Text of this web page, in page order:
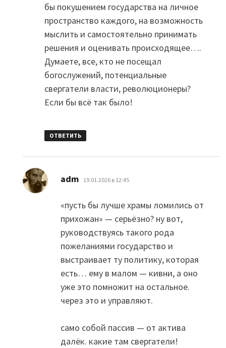
бы покушением государства на личное
пространство каждого, на возможность
мыслить и самостоятельно принимать
решения и оценивать происходящее….
Думаете, все, кто не посещал
богослужений, потенциальные
свергатели власти, революционеры?
Если бы всё так было!
ОТВЕТИТЬ
adm: 19.01.2026 в 12:45
«пусть бы лучше храмы ломились от
прихожан» — серьёзно? ну вот,
руководствуясь такого рода
пожеланиями государство и
выстраивает ту политику, которая
есть… ему в малом — кивни, а оно
уже это помножит на остальное.
через это и управляют.
само собой пассив — от актива
далёк. какие там свергатели!